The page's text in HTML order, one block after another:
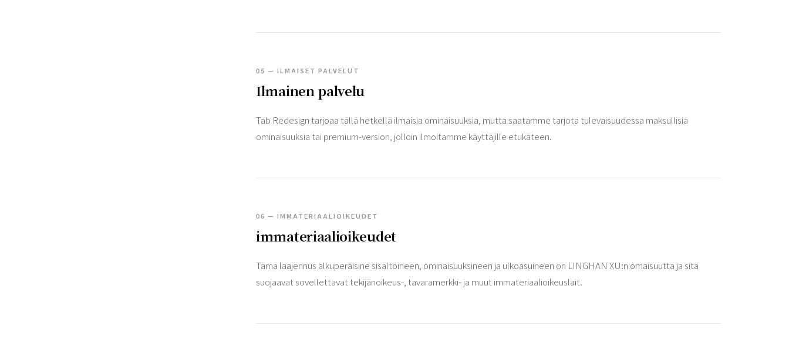
05 — ILMAISET PALVELUT
Ilmainen palvelu
Tab Redesign tarjoaa tällä hetkellä ilmaisia ​​ominaisuuksia, mutta saatamme tarjota tulevaisuudessa maksullisia
ominaisuuksia tai premium-version, jolloin ilmoitamme käyttäjille etukäteen.
06 — IMMATERIAALIOIKEUDET
immateriaalioikeudet
Tämä laajennus alkuperäisine sisältöineen, ominaisuuksineen ja ulkoasuineen on LINGHAN XU:n omaisuutta ja sitä
suojaavat sovellettavat tekijänoikeus-, tavaramerkki- ja muut immateriaalioikeuslait.